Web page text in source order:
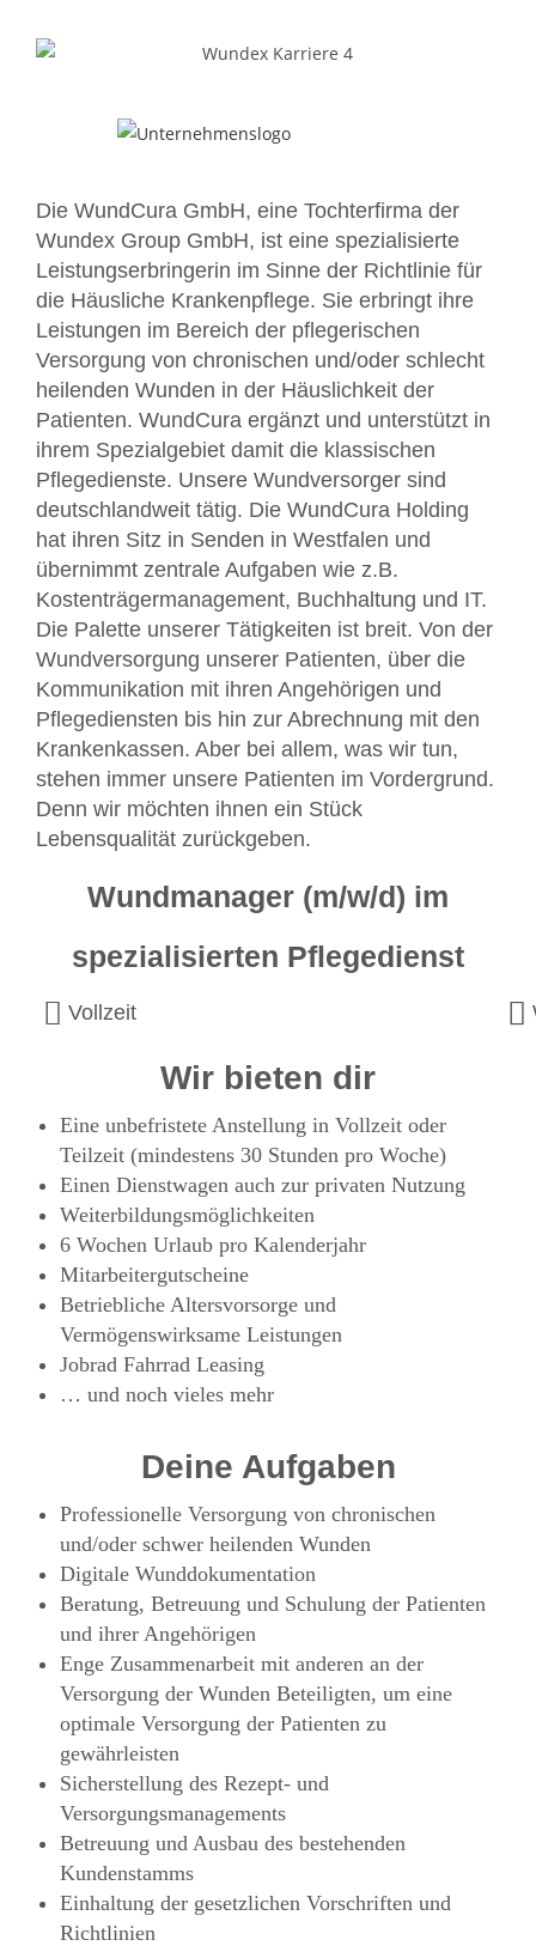
Die WundCura GmbH, eine Tochterfirma der
Wundex Group GmbH, ist eine spezialisierte
Leistungserbringerin im Sinne der Richtlinie für
die Häusliche Krankenpflege. Sie erbringt ihre
Leistungen im Bereich der pflegerischen
Versorgung von chronischen und/oder schlecht
heilenden Wunden in der Häuslichkeit der
Patienten. WundCura ergänzt und unterstützt in
ihrem Spezialgebiet damit die klassischen
Pflegedienste. Unsere Wundversorger sind
deutschlandweit tätig. Die WundCura Holding
hat ihren Sitz in Senden in Westfalen und
übernimmt zentrale Aufgaben wie z.B.
Kostenträgermanagement, Buchhaltung und IT.
Die Palette unserer Tätigkeiten ist breit. Von der
Wundversorgung unserer Patienten, über die
Kommunikation mit ihren Angehörigen und
Pflegediensten bis hin zur Abrechnung mit den
Krankenkassen. Aber bei allem, was wir tun,
stehen immer unsere Patienten im Vordergrund.
Denn wir möchten ihnen ein Stück
Lebensqualität zurückgeben.
Wundmanager (m/w/d) im
spezialisierten Pflegedienst
Vollzeit
Wir bieten dir
Eine unbefristete Anstellung in Vollzeit oder
Teilzeit (mindestens 30 Stunden pro Woche)
Einen Dienstwagen auch zur privaten Nutzung
Weiterbildungsmöglichkeiten
6 Wochen Urlaub pro Kalenderjahr
Mitarbeitergutscheine
Betriebliche Altersvorsorge und
Vermögenswirksame Leistungen
Jobrad Fahrrad Leasing
… und noch vieles mehr
Deine Aufgaben
Professionelle Versorgung von chronischen
und/oder schwer heilenden Wunden
Digitale Wunddokumentation
Beratung, Betreuung und Schulung der Patienten
und ihrer Angehörigen
Enge Zusammenarbeit mit anderen an der
Versorgung der Wunden Beteiligten, um eine
optimale Versorgung der Patienten zu
gewährleisten
Sicherstellung des Rezept- und
Versorgungsmanagements
Betreuung und Ausbau des bestehenden
Kundenstamms
Einhaltung der gesetzlichen Vorschriften und
Richtlinien